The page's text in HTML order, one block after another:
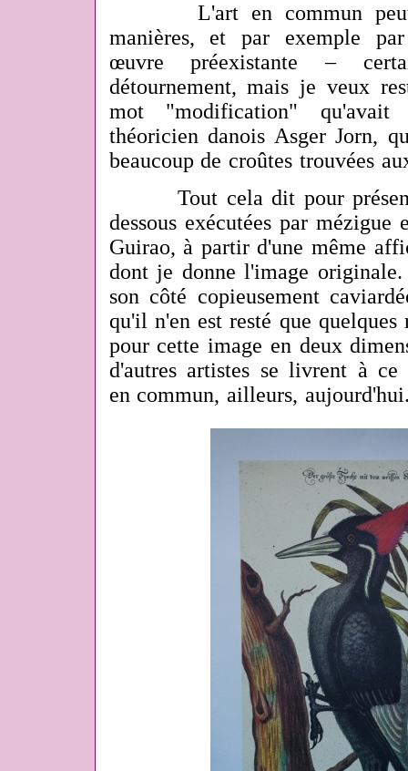
L'art en commun peut
manières, et par exemple
œuvre préexistante –
détournement, mais je veux
mot "modification"
théoricien danois Asger Jorn,
beaucoup de croûtes trouvées
Tout cela dit pour
dessous exécutées par mézigue
Guirao, à partir d'une même
dont je donne l'image
son côté copieusement
qu'il n'en est resté que
pour cette image en deux
d'autres artistes se livrent à ce
en commun, ailleurs,